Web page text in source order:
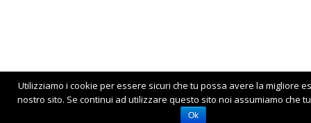
Utilizziamo i cookie per essere sicuri che tu possa avere la migliore
nostro sito. Se continui ad utilizzare questo sito noi assumiamo che
Ok